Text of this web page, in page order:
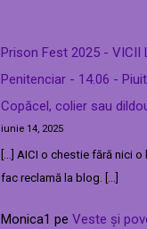
Prison Fest 2025 - VICII
Penitenciar - 14.06 -
Copăcel, colier sau
iunie 14, 2025
[…] AICI o chestie fără nici o
fac reclamă la blog. […]
Monica1 pe Veste și